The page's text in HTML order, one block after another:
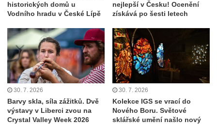
historických domů u
Vodního hradu v České Lípě
nejlepší v Česku! Ocenění
získává po šesti letech
30. 7. 2026
Barvy skla, síla zážitků. Dvě
výstavy v Liberci zvou na
Crystal Valley Week 2026
30. 7. 2026
Kolekce IGS se vrací do
Nového Boru. Světové
sklářské umění našlo nový